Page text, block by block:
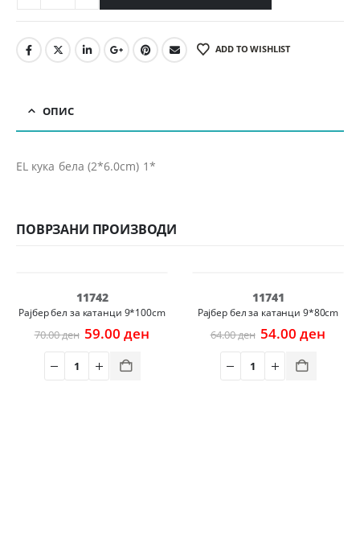
ADD TO WISHLIST
ОПИС
EL кука бела (2*6.0cm) 1*
ПОВРЗАНИ ПРОИЗВОДИ
11742
бел за катанци 9*100cm
70.00ден Original
price
was:
70.00 ден.
59.00ден Current
price
is:
59.00 ден.
11741
Рајбер бел за катанци 9*80cm
64.00ден Original
price
was:
64.00 ден.
54.00ден Current
price
is:
54.00